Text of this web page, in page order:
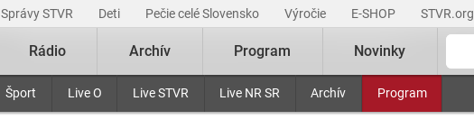
Správy STVR Deti Pečie celé Slovensko Výročie E-SHOP STVR.org
Šport Live O Live STVR Live NR SR Archív Program
Rádio Archív Program Novinky